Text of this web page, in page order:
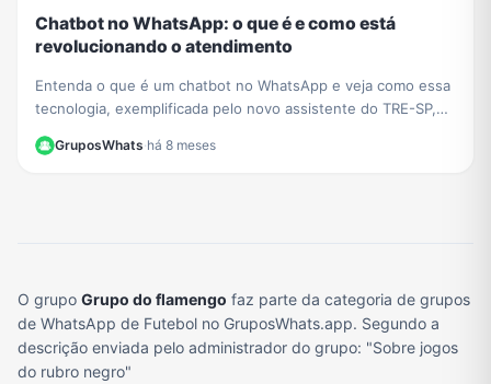
Chatbot no WhatsApp: o que é e como está
revolucionando o atendimento
Entenda o que é um chatbot no WhatsApp e veja como essa
tecnologia, exemplificada pelo novo assistente do TRE-SP,
GruposWhats·há 8 meses
O grupo Grupo do flamengo faz parte da categoria de grupos
de WhatsApp de Futebol no GruposWhats.app. Segundo a
descrição enviada pelo administrador do grupo: "Sobre jogos
do rubro negro"